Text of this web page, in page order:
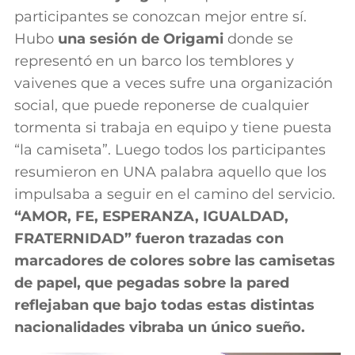
participantes se conozcan mejor entre sí.
Hubo una sesión de Origami donde se
representó en un barco los temblores y
vaivenes que a veces sufre una organización
social, que puede reponerse de cualquier
tormenta si trabaja en equipo y tiene puesta
“la camiseta”. Luego todos los participantes
resumieron en UNA palabra aquello que los
impulsaba a seguir en el camino del servicio.
“AMOR, FE, ESPERANZA, IGUALDAD,
FRATERNIDAD” fueron trazadas con
marcadores de colores sobre las camisetas
de papel, que pegadas sobre la pared
reflejaban que bajo todas estas distintas
nacionalidades vibraba un único sueño.